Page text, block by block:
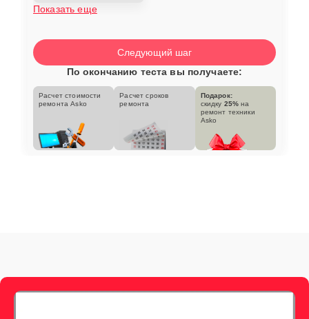
Показать еще
Следующий шаг
По окончанию теста вы получаете:
Расчет стоимости
ремонта Asko
Расчет сроков
ремонта
Подарок:
скидку 25% на
ремонт техники
Asko